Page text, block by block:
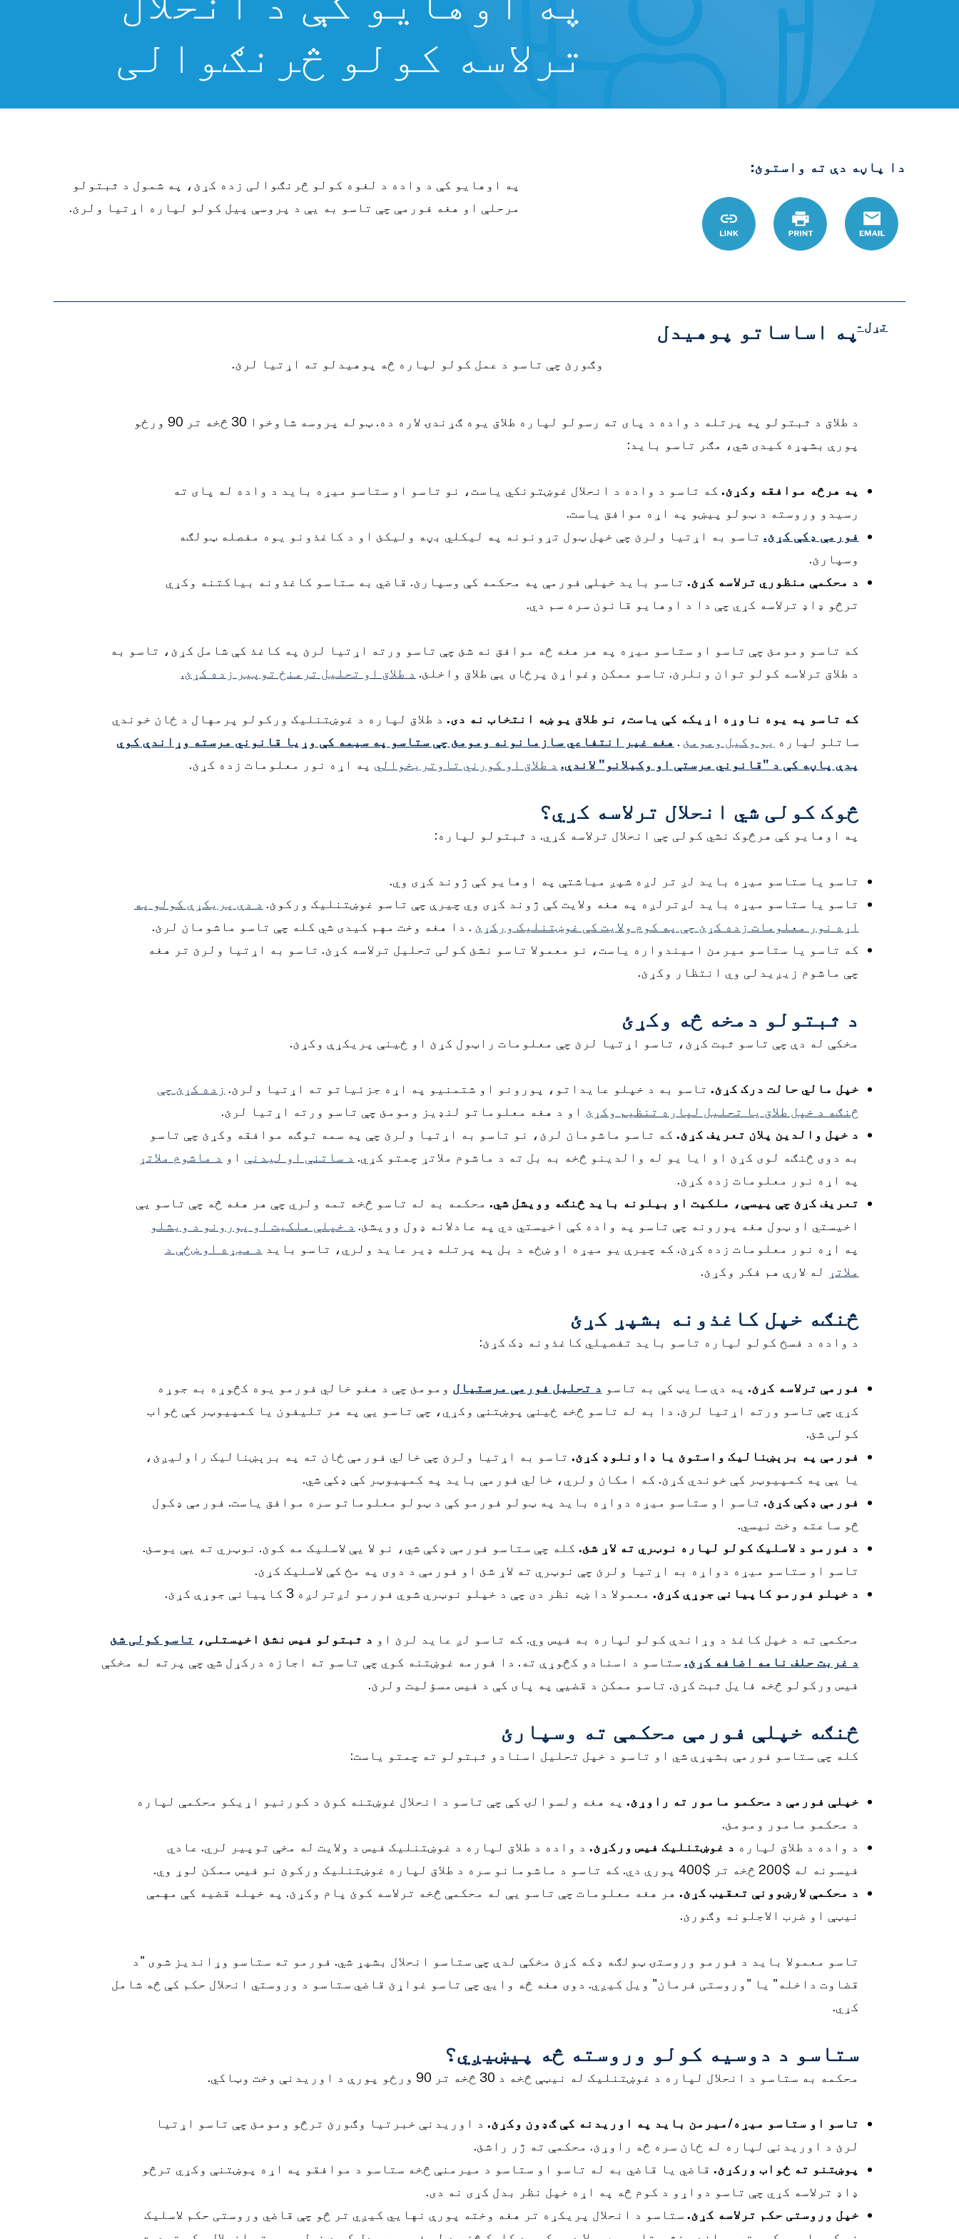
ترلاسه کولو څرنګوالی
په اوهایو کې د واده د لغوه کولو څرنګوالی زده کړئ، په شمول د ثبتولو
مرحلې او هغه فورمې چې تاسو به یې د پروسې پیل کولو لپاره اړتیا ولرئ.
دا پاڼه دې ته واستوئ:
Email چاپ ps/%D9%85%D9%88%D8%B6%D9%88%D8%B9/%D9%85%D9%86%D8%AD%D9%84
Link
په اساساتو پوهیدل
وګورئ چې تاسو د عمل کولو لپاره څه پوهیدلو ته اړتیا لرئ.
تړل -
د طلاق د ثبتولو په پرتله د واده د پای ته رسولو لپاره طلاق یوه ګړندۍ لاره ده. ټوله پروسه شاوخوا 30 څخه تر 90 ورځو
پورې بشپړه کیدی شي، مګر تاسو باید:
په هرڅه موافقه وکړئ. که تاسو د واده د انحلال غوښتونکي یاست، نو تاسو او ستاسو میړه باید د واده له پای ته
رسیدو وروسته د ټولو پیښو په اړه موافق یاست.
فورمې ډکې کړئ. تاسو به اړتیا ولرئ چې خپل ټول تړونونه په لیکلي بڼه ولیکئ او د کاغذونو یوه مفصله ټولګه
وسپارئ.
د محکمې منظوري ترلاسه کړئ. تاسو باید خپلې فورمې په محکمه کې وسپارئ. قاضي به ستاسو کاغذونه بیاکتنه وکړي
ترڅو ډاډ ترلاسه کړي چې دا د اوهایو قانون سره سم دي.
که تاسو ومومئ چې تاسو او ستاسو میړه په هر هغه څه موافق نه شئ چې تاسو ورته اړتیا لرئ په کاغذ کې شامل کړئ، تاسو به
د طلاق ترلاسه کولو توان ونلرئ. تاسو ممکن وغواړئ پرځای یې طلاق واخلئ. د طلاق او تحلیل ترمنځ توپیر زده کړئ.
که تاسو په یوه ناوړه اړیکه کې یاست، نو طلاق یو ښه انتخاب نه دی. د طلاق لپاره د غوښتنلیک ورکولو پرمهال د ځان خوندي
ساتلو لپاره یو وکیل ومومئ . هغه غیر انتفاعي سازمانونه ومومئ چې ستاسو په سیمه کې وړیا قانوني مرسته وړاندې کوي
پدې پاڼه کې د "قانوني مرستې او وکیلانو" لاندې. د طلاق او کورني تاوتریخوالي په اړه نور معلومات زده کړئ.
څوک کولی شي انحلال ترلاسه کړي؟
په اوهایو کې هرڅوک نشي کولی چې انحلال ترلاسه کړي. د ثبتولو لپاره:
تاسو یا ستاسو میړه باید لږ تر لږه شپږ میاشتې په اوهایو کې ژوند کړی وي.
تاسو یا ستاسو میړه باید لږترلږه په هغه ولایت کې ژوند کړی وي چیرې چې تاسو غوښتنلیک ورکوئ. د دې پریکړې کولو په
اړه نور معلومات زده کړئ چې په کوم ولایت کې غوښتنلیک ورکړئ . دا هغه وخت مهم کیدی شي کله چې تاسو ماشومان لرئ.
که تاسو یا ستاسو میرمن امیندواره یاست، نو معمولا تاسو نشئ کولی تحلیل ترلاسه کړئ. تاسو به اړتیا ولرئ تر هغه
چې ماشوم زیږیدلی وي انتظار وکړئ.
د ثبتولو دمخه څه وکړئ
مخکې له دې چې تاسو ثبت کړئ، تاسو اړتیا لرئ چې معلومات راټول کړئ او ځینې پریکړې وکړئ.
خپل مالي حالت درک کړئ. تاسو به د خپلو عایداتو، پورونو او شتمنیو په اړه جزئیاتو ته اړتیا ولرئ. زده کړئ چې
څنګه د خپل طلاق یا تحلیل لپاره تنظیم وکړئ او د هغه معلوماتو لنډیز ومومئ چې تاسو ورته اړتیا لرئ.
د خپل والدین پلان تعریف کړئ. که تاسو ماشومان لرئ، نو تاسو به اړتیا ولرئ چې په سمه توګه موافقه وکړئ چې تاسو
به دوی څنګه لوی کړئ او ایا یو له والدینو څخه به بل ته د ماشوم ملاتړ چمتو کړي. د ساتنې او لیدنې او د ماشوم ملاتړ
په اړه نور معلومات زده کړئ.
تعریف کړئ چې پیسې، ملکیت او بیلونه باید څنګه وویشل شي. محکمه به له تاسو څخه تمه ولري چې هر هغه څه چې تاسو یې
اخیستي او ټول هغه پورونه چې تاسو په واده کې اخیستي دي په عادلانه ډول وویشئ. د خپلې ملکیت او پورونو د ویشلو
په اړه نور معلومات زده کړئ. که چیرې یو میړه او ښځه د بل په پرتله ډیر عاید ولري، تاسو باید د میړه او ښځې د
ملاتړ
له لارې هم فکر وکړئ.
څنګه خپل کاغذونه بشپړ کړئ
د واده د فسخ کولو لپاره تاسو باید تفصيلي کاغذونه ډک کړئ:
فورمې ترلاسه کړئ. په دې سایټ کې به تاسو د تحلیل فورمې مرستیال ومومئ چې د هغو خالي فورمو یوه کڅوړه به جوړه
کړي چې تاسو ورته اړتیا لرئ. دا به له تاسو څخه ځینې پوښتنې وکړي، چې تاسو یې په هر تلیفون یا کمپیوټر کې ځواب
کولی شئ.
فورمې په برېښنالیک واستوئ یا ډاونلوډ کړئ. تاسو به اړتیا ولرئ چې خالي فورمې ځان ته په برېښنالیک راولیږئ،
یا یې په کمپیوټر کې خوندي کړئ. که امکان ولري، خالي فورمې باید په کمپیوټر کې ډکې شي.
فورمې ډکې کړئ. تاسو او ستاسو میړه دواړه باید په ټولو فورمو کې د ټولو معلوماتو سره موافق یاست. فورمې ډکول
څو ساعته وخت نیسي.
د فورمو د لاسلیک کولو لپاره نوټري ته لاړ شئ. کله چې ستاسو فورمې ډکې شي، نو لا یې لاسلیک مه کوئ. نوټري ته یې یوسئ.
تاسو او ستاسو میړه دواړه به اړتیا ولرئ چې نوټري ته لاړ شئ او فورمې د دوی په مخ کې لاسلیک کړئ.
د خپلو فورمو کاپيانې جوړې کړئ. معمولا دا ښه نظر دی چې د خپلو نوټري شوي فورمو لږترلږه 3 کاپيانې جوړې کړئ.
محکمې ته د خپل کاغذ د وړاندې کولو لپاره به فیس وي. که تاسو لږ عاید لرئ او د ثبتولو فیس نشئ اخیستلی، تاسو کولی شئ
د غربت حلف نامه اضافه کړئ. ستاسو د اسنادو کڅوړې ته. دا فورمه غوښتنه کوي چې تاسو ته اجازه درکړل شي چې پرته له مخکې
فیس ورکولو څخه فایل ثبت کړئ. تاسو ممکن د قضیې په پای کې د فیس مسؤلیت ولرئ.
څنګه خپلې فورمې محکمې ته وسپارئ
کله چې ستاسو فورمې بشپړې شي او تاسو د خپل تحلیل اسنادو ثبتولو ته چمتو یاست:
خپلې فورمې د محکمو مامور ته راوړئ. په هغه ولسوالۍ کې چې تاسو د انحلال غوښتنه کوئ د کورنیو اړیکو محکمې لپاره
د محکمو مامور ومومئ.
د واده د طلاق لپاره د غوښتنلیک فیس ورکړئ. د واده د طلاق لپاره د غوښتنلیک فیس د ولایت له مخې توپیر لري. عادي
فیسونه له $200 څخه تر $400 پورې دي. که تاسو د ماشومانو سره د طلاق لپاره غوښتنلیک ورکوئ نو فیس ممکن لوړ وي.
د محکمې لارښوونې تعقیب کړئ. هر هغه معلومات چې تاسو یې له محکمې څخه ترلاسه کوئ پام وکړئ. په خپله قضیه کې مهمې
نیټې او ضرب الاجلونه وګورئ.
تاسو معمولا باید د فورمو وروستۍ ټولګه ډکه کړئ مخکې لدې چې ستاسو انحلال بشپړ شي. فورمو ته ستاسو وړاندیز شوی "د
قضاوت داخله" یا "وروستی فرمان" ویل کیږي. دوی هغه څه وايي چې تاسو غواړئ قاضي ستاسو د وروستي انحلال حکم کې څه شامل
کړي.
ستاسو د دوسیه کولو وروسته څه پیښیږي؟
محکمه به ستاسو د انحلال لپاره د غوښتنلیک له نیټې څخه د 30 څخه تر 90 ورځو پورې د اوریدنې وخت وټاکي.
تاسو او ستاسو میړه/میرمن باید په اوریدنه کې ګډون وکړئ. د اوریدنې خبرتیا وګورئ ترڅو ومومئ چې تاسو اړتیا
لرئ د اوریدنې لپاره له ځان سره څه راوړئ. محکمې ته ژر راشئ.
پوښتنو ته ځواب ورکړئ. قاضي یا قاضي به له تاسو او ستاسو د میرمنې څخه ستاسو د موافقو په اړه پوښتنې وکړي ترڅو
ډاډ ترلاسه کړي چې تاسو دواړو د کوم څه په اړه خپل نظر بدل کړی نه دی.
خپل وروستی حکم ترلاسه کړئ. ستاسو د انحلال پریکړه تر هغه وخته پورې نهایي کیږي تر څو چې قاضي وروستی حکم لاسلیک